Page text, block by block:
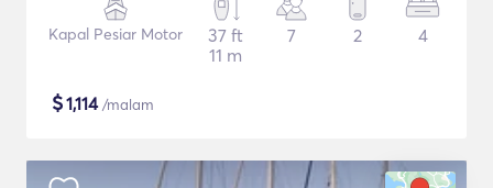
Kapal Pesiar Motor
37 ft
11 m
7 2 4
$1,114/malam